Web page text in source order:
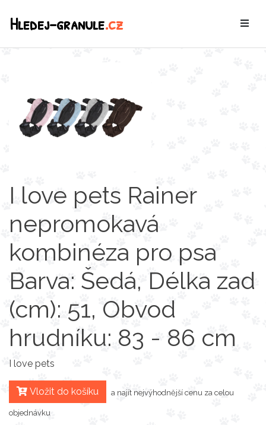
Hledej-granule.cz
I love pets Rainer
nepromokavá
kombinéza pro psa
Barva: Šedá, Délka zad
(cm): 51, Obvod
hrudníku: 83 - 86 cm
I love pets
Vložit do košíku a najít nejvýhodnější cenu za celou
objednávku